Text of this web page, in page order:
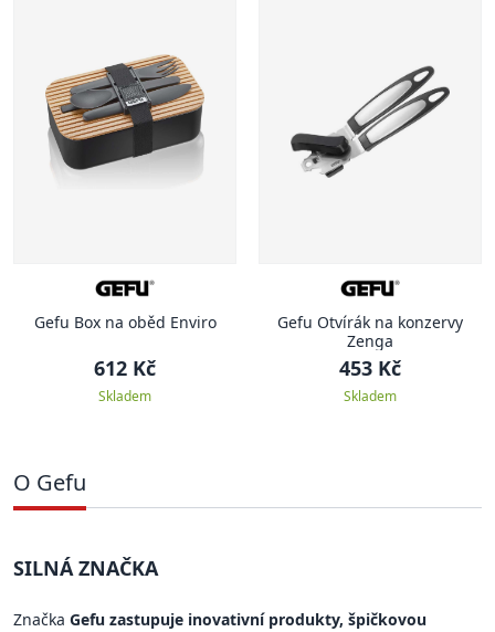
Gefu Box na oběd Enviro
612 Kč
Skladem
Gefu Otvírák na konzervy
Zenga
453 Kč
Skladem
O Gefu
SILNÁ ZNAČKA
Značka Gefu zastupuje inovativní produkty, špičkovou